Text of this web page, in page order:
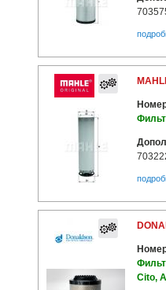
Cito,